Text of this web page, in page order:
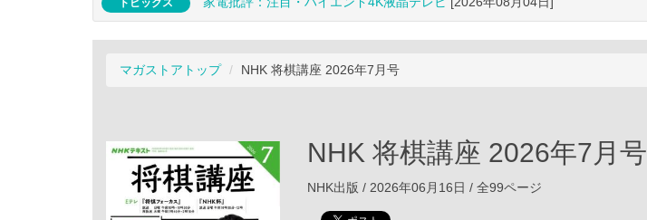
トピックス
マガストアトップ NHK 将棋講座 2026年7月号
NHK 将棋講座 2026年7月号
NHK出版 / 2026年06月16日 / 全99ページ